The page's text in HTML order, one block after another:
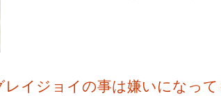
レイジョイの事は嫌いになっ